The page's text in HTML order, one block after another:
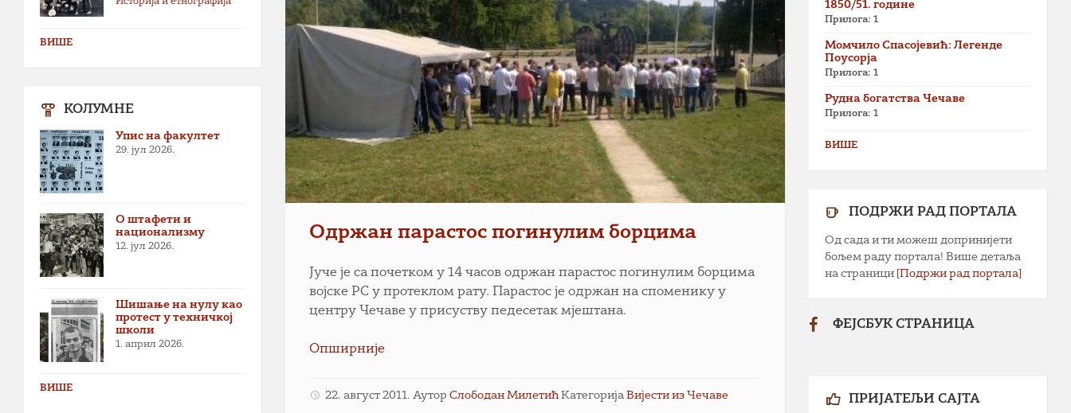
Одржан парастос погинулим борцима
Јуче је са почетком у 14 часов одржан парастос погинулим борцима
војске РС у протеклом рату. Парастос је одржан на споменику у
центру Чечаве у присуству педесетак мјештана.
Опширније
22. август 2011. АуторСлободан Милетић КатегоријаВијести из Чечаве
ВИШЕ
КОЛУМНЕ
Упис на факултет
29. јул 2026.
О штафети и
национализму
12. јул 2026.
Шишање на нулу као
протест у техничкој
школи
1. април 2026.
ВИШЕ
1850/51. године
Прилога: 1
Момчило Спасојевић: Легенде
Поусорја
Прилога: 1
Рудна богатства Чечаве
Прилога: 1
ВИШЕ
ПОДРЖИ РАД ПОРТАЛА
Од сада и ти можеш допринијети
бољем раду портала! Више детаља
на страници [Подржи рад портала]
ФЕЈСБУК СТРАНИЦА
ПРИЈАТЕЉИ САЈТА